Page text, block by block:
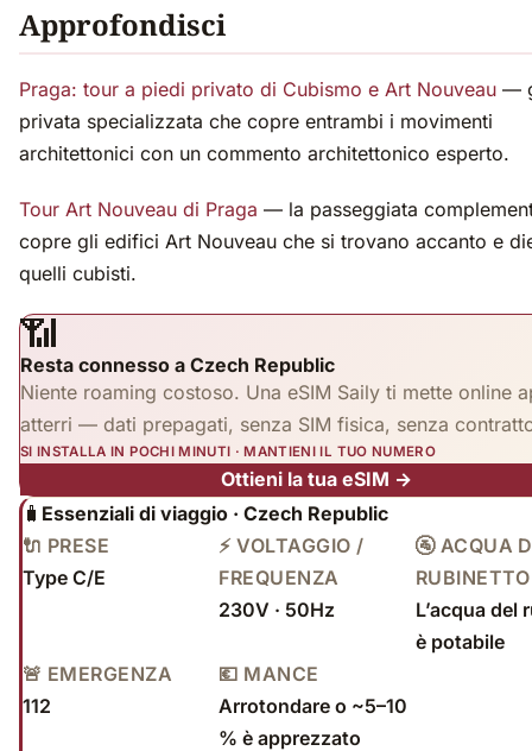
Approfondisci
Praga: tour a piedi privato di Cubismo e Art Nouveau —
privata specializzata che copre entrambi i movimenti
architettonici con un commento architettonico esperto.
Tour Art Nouveau di Praga — la passeggiata
copre gli edifici Art Nouveau che si trovano accanto e
quelli cubisti.
📶
Resta connesso a Czech Republic
Niente roaming costoso. Una eSIM Saily ti mette online
atterri — dati prepagati, senza SIM fisica, senza
SI INSTALLA IN POCHI MINUTI · MANTIENI IL TUO NUMERO
Ottieni la tua eSIM →
🧳 Essenziali di viaggio · Czech Republic
🔌 PRESE
Type C/E
⚡ VOLTAGGIO /
FREQUENZA
230V · 50Hz
🚰 ACQUA
RUBINETTO
L’acqua del
è potabile
🚨 EMERGENZA
112
💶 MANCE
Arrotondare o ~5–10
% è apprezzato